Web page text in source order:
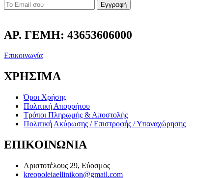
Εγγραφή
ΑΡ. ΓΕΜΗ: 43653606000
Επικοινωνία
ΧΡΗΣΙΜΑ
Όροι Χρήσης
Πολιτική Απορρήτου
Τρόποι Πληρωμής & Αποστολής
Πολιτική Ακύρωσης / Επιστροφής / Υπαναχώρησης
ΕΠΙΚΟΙΝΩΝΙΑ
Αριστοτέλους 29, Εύοσμος
kreopoleiaellinikon@gmail.com